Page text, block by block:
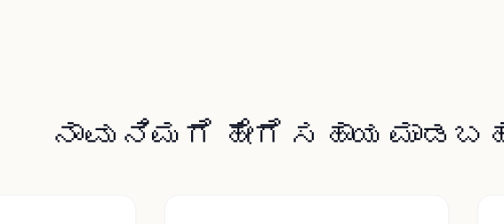
ನಾವು ನಿಮಗೆ ಹೇಗೆ ಸಹಾಯ